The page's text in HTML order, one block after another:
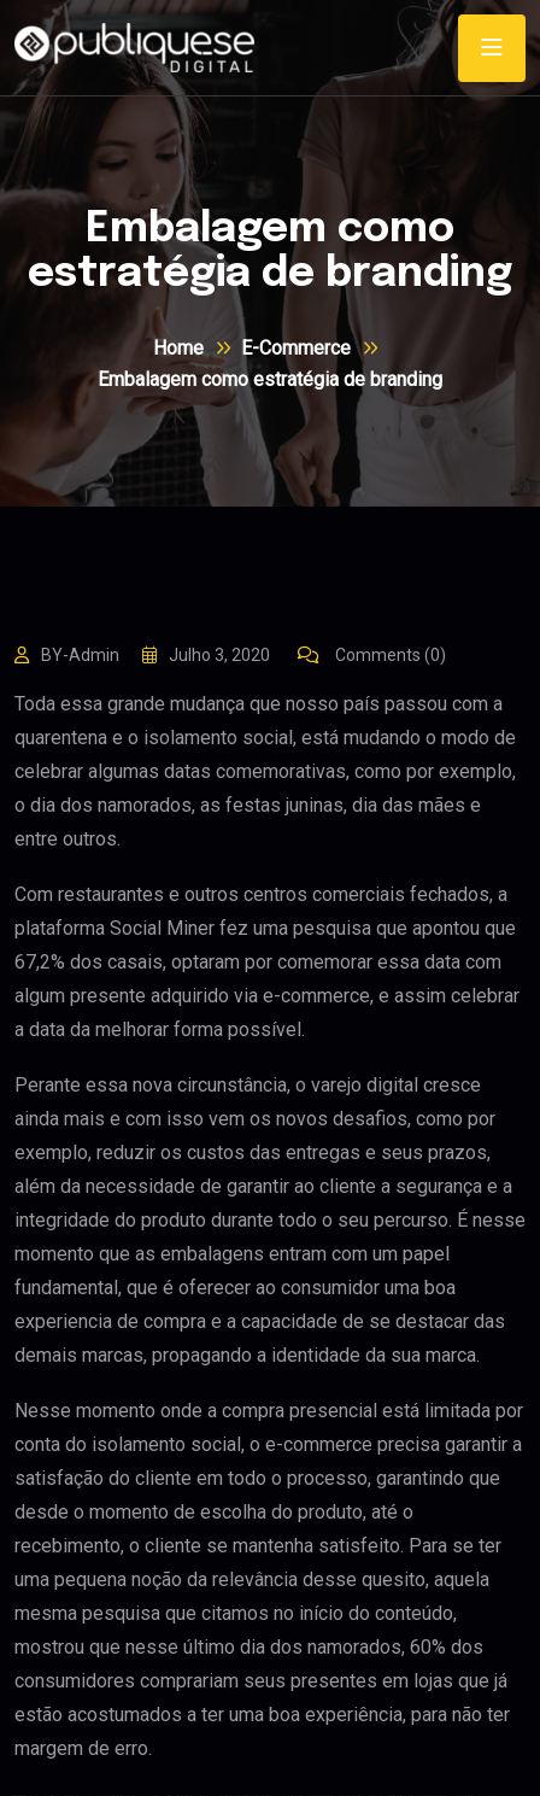
Embalagem como
estratégia de branding
Home
E-Commerce
Embalagem como estratégia de branding
BY-Admin Julho 3, 2020 Comments (0)
Toda essa grande mudança que nosso país passou com a
quarentena e o isolamento social, está mudando o modo de
celebrar algumas datas comemorativas, como por exemplo,
o dia dos namorados, as festas juninas, dia das mães e
entre outros.
Com restaurantes e outros centros comerciais fechados, a
plataforma Social Miner fez uma pesquisa que apontou que
67,2% dos casais, optaram por comemorar essa data com
algum presente adquirido via e-commerce, e assim celebrar
a data da melhorar forma possível.
Perante essa nova circunstância, o varejo digital cresce
ainda mais e com isso vem os novos desafios, como por
exemplo, reduzir os custos das entregas e seus prazos,
além da necessidade de garantir ao cliente a segurança e a
integridade do produto durante todo o seu percurso. É nesse
momento que as embalagens entram com um papel
fundamental, que é oferecer ao consumidor uma boa
experiencia de compra e a capacidade de se destacar das
demais marcas, propagando a identidade da sua marca.
Nesse momento onde a compra presencial está limitada por
conta do isolamento social, o e-commerce precisa garantir a
satisfação do cliente em todo o processo, garantindo que
desde o momento de escolha do produto, até o
recebimento, o cliente se mantenha satisfeito. Para se ter
uma pequena noção da relevância desse quesito, aquela
mesma pesquisa que citamos no início do conteúdo,
mostrou que nesse último dia dos namorados, 60% dos
consumidores comprariam seus presentes em lojas que já
estão acostumados a ter uma boa experiência, para não ter
margem de erro.